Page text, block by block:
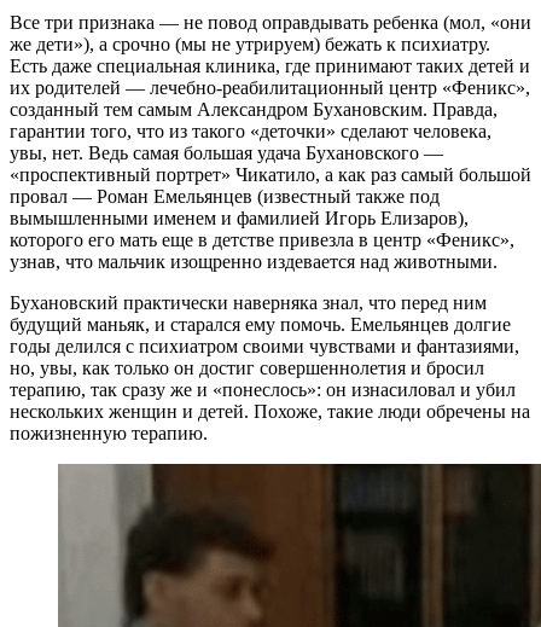
Все три признака — не повод оправдывать ребенка (мол, «они
же дети»), а срочно (мы не утрируем) бежать к психиатру.
Есть даже специальная клиника, где принимают таких детей и
их родителей — лечебно-реабилитационный центр «Феникс»,
созданный тем самым Александром Бухановским. Правда,
гарантии того, что из такого «деточки» сделают человека,
увы, нет. Ведь самая большая удача Бухановского —
«проспективный портрет» Чикатило, а как раз самый большой
провал — Роман Емельянцев (известный также под
вымышленными именем и фамилией Игорь Елизаров),
которого его мать еще в детстве привезла в центр «Феникс»,
узнав, что мальчик изощренно издевается над животными.
Бухановский практически наверняка знал, что перед ним
будущий маньяк, и старался ему помочь. Емельянцев долгие
годы делился с психиатром своими чувствами и фантазиями,
но, увы, как только он достиг совершеннолетия и бросил
терапию, так сразу же и «понеслось»: он изнасиловал и убил
нескольких женщин и детей. Похоже, такие люди обречены на
пожизненную терапию.